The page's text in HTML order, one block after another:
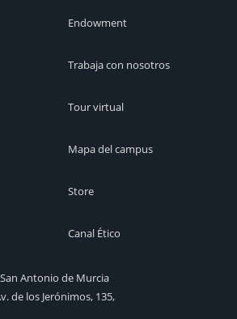
Endowment
Trabaja con nosotros
Tour virtual
Mapa del campus
Store
Canal Ético
Antonio de Murcia
de los Jerónimos, 135,